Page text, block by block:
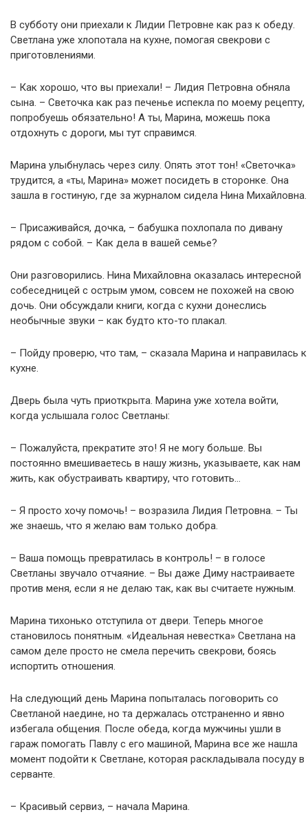
В субботу они приехали к Лидии Петровне как раз к обеду.
Светлана уже хлопотала на кухне, помогая свекрови с
приготовлениями.
– Как хорошо, что вы приехали! – Лидия Петровна обняла
сына. – Светочка как раз печенье испекла по моему рецепту,
попробуешь обязательно! А ты, Марина, можешь пока
отдохнуть с дороги, мы тут справимся.
Марина улыбнулась через силу. Опять этот тон! «Светочка»
трудится, а «ты, Марина» может посидеть в сторонке. Она
зашла в гостиную, где за журналом сидела Нина Михайловна.
– Присаживайся, дочка, – бабушка похлопала по дивану
рядом с собой. – Как дела в вашей семье?
Они разговорились. Нина Михайловна оказалась интересной
собеседницей с острым умом, совсем не похожей на свою
дочь. Они обсуждали книги, когда с кухни донеслись
необычные звуки – как будто кто-то плакал.
– Пойду проверю, что там, – сказала Марина и направилась к
кухне.
Дверь была чуть приоткрыта. Марина уже хотела войти,
когда услышала голос Светланы:
– Пожалуйста, прекратите это! Я не могу больше. Вы
постоянно вмешиваетесь в нашу жизнь, указываете, как нам
жить, как обустраивать квартиру, что готовить…
– Я просто хочу помочь! – возразила Лидия Петровна. – Ты
же знаешь, что я желаю вам только добра.
– Ваша помощь превратилась в контроль! – в голосе
Светланы звучало отчаяние. – Вы даже Диму настраиваете
против меня, если я не делаю так, как вы считаете нужным.
Марина тихонько отступила от двери. Теперь многое
становилось понятным. «Идеальная невестка» Светлана на
самом деле просто не смела перечить свекрови, боясь
испортить отношения.
На следующий день Марина попыталась поговорить со
Светланой наедине, но та держалась отстраненно и явно
избегала общения. После обеда, когда мужчины ушли в
гараж помогать Павлу с его машиной, Марина все же нашла
момент подойти к Светлане, которая раскладывала посуду в
серванте.
– Красивый сервиз, – начала Марина.